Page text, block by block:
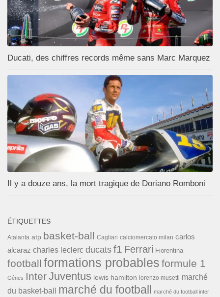
Ducati, des chiffres records même sans Marc Marquez
Il y a douze ans, la mort tragique de Doriano Romboni
ÉTIQUETTES
Atalanta atp basket-ball Cagliari calciomercato milan carlos
alcaraz charles leclerc ducats f1 Ferrari Fiorentina
football formations probables formule 1
Gênes InterJuventus lewis hamilton lorenzo musetti marché
du basket-ball
marché du football marché du football inter